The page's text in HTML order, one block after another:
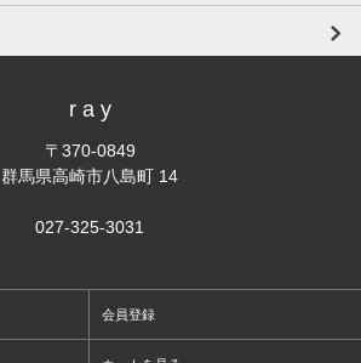
r a y
〒370-0849
群馬県高崎市八島町 14
027-325-3031
会員登録